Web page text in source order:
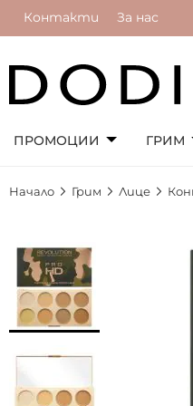
Контакти За нас
ПРОМОЦИИ ГРИМ
Начало Грим Лице
към
края
на
галерията
изображенията